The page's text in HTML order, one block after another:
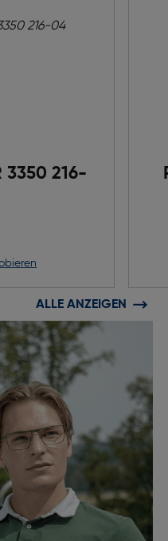
3350 216-
ALLE ANZEIGEN